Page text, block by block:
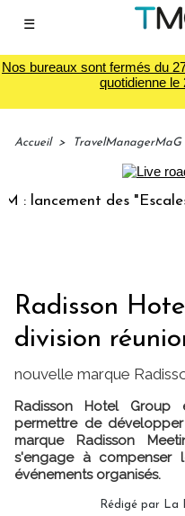
☰
Nos bureaux sont fermés du
quotidienne le
Accueil > TravelManagerMaG
des "Escales
Radisson
division
nouvelle marque
Radisson Hotel
permettre de
marque Radisson
s'engage à compenser
événements organisés.
Rédigé par La